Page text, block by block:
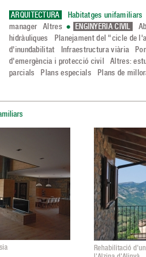
ARQUITECTURA Habitatges unifamiliars
manager
Altres ENGINYERIA CIVIL
hidràuliques
Planejament del "cicle de
d'inundabilitat
Infraestructura viària
d'emergència i protecció civil
Altres:
parcials
Plans especials Plans de
Rehabilitació